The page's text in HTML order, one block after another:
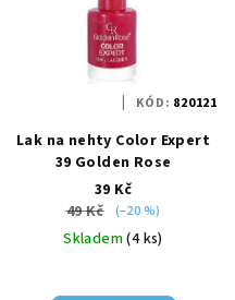
Lak na nehty Color Expert
39 Golden Rose
39 Kč
49 Kč
(–20 %)
Skladem(4 ks)
KÓD: 820121